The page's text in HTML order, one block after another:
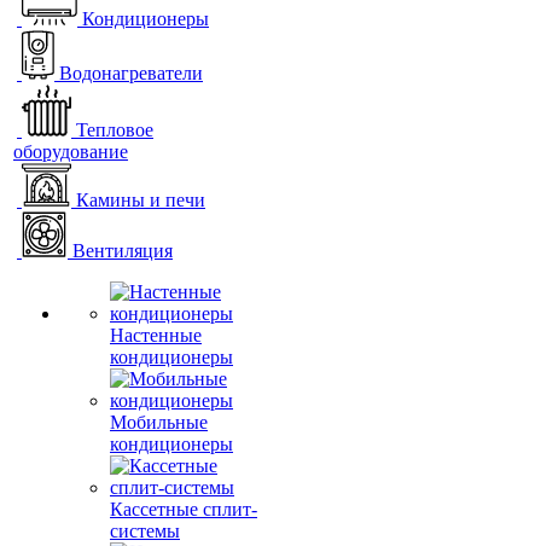
Кондиционеры
Водонагреватели
Тепловое
оборудование
Камины и печи
Вентиляция
Настенные
кондиционеры
Мобильные
кондиционеры
Кассетные сплит-
системы